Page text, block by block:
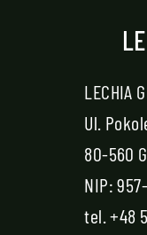
LECHIA
Ul.
80-560
NIP:
tel.+48